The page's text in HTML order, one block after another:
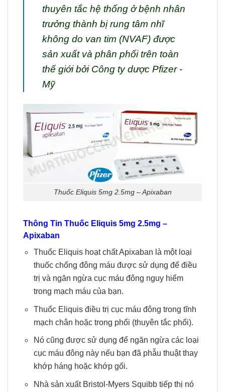
thuyên tắc hệ thống ở bệnh nhân
trưởng thành bị rung tâm nhĩ
không do van tim (NVAF) được
sản xuất và phân phối trên toàn
thế giới bởi Công ty dược Pfizer -
Mỹ
Thuốc Eliquis 5mg 2.5mg – Apixaban
Thông Tin Thuốc Eliquis 5mg 2.5mg –
Apixaban
Thuốc Eliquis hoạt chất Apixaban là một loại
thuốc chống đông máu được sử dụng để điều
trị và ngăn ngừa cục máu đông nguy hiểm
trong mạch máu của bạn.
Thuốc Eliquis điều trị cục máu đông trong tĩnh
mạch chân hoặc trong phổi (thuyên tắc phổi).
Nó cũng được sử dụng để ngăn ngừa các loại
cục máu đông này nếu bạn đã phẫu thuật thay
khớp háng hoặc khớp gối.
Nhà sản xuất Bristol-Myers Squibb tiếp thị nó